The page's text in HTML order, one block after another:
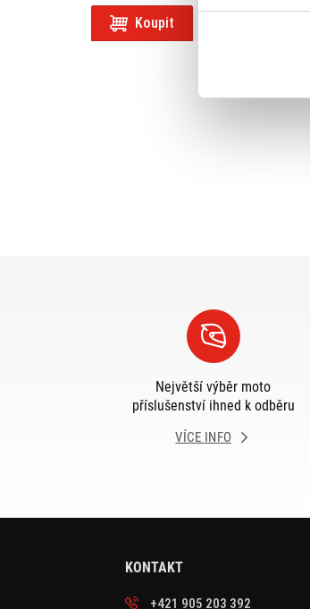
Koupit
Největší výběr moto
příslušenství ihned k odběru
VÍCE INFO
KONTAKT
+421 905 203 392